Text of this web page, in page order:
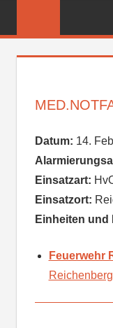
Datum: 14.
Einsatzart:
Einsatzort:
Einheiten und
Feuerwehr